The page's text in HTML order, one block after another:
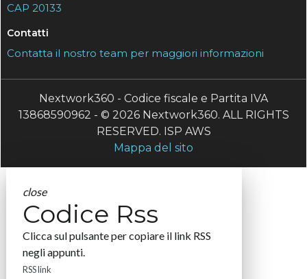
CAP 20133
Contatti
Contatta il nostro team per maggiori informazioni
Nextwork360 - Codice fiscale e Partita IVA
13868590962 - © 2026 Nextwork360. ALL RIGHTS
RESERVED. ISP AWS
Mappa del sito
close
Codice Rss
Clicca sul pulsante per copiare il link RSS
negli appunti.
RSS link